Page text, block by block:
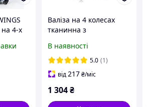
4-х
та
Валіза на 4 колесах
тканинна з
висувною ручкою
дорожня для
подорожей Bonro
Tourist маленька
коричнева
В наявності
5.0 (1)
від217₴/міс
1 304₴